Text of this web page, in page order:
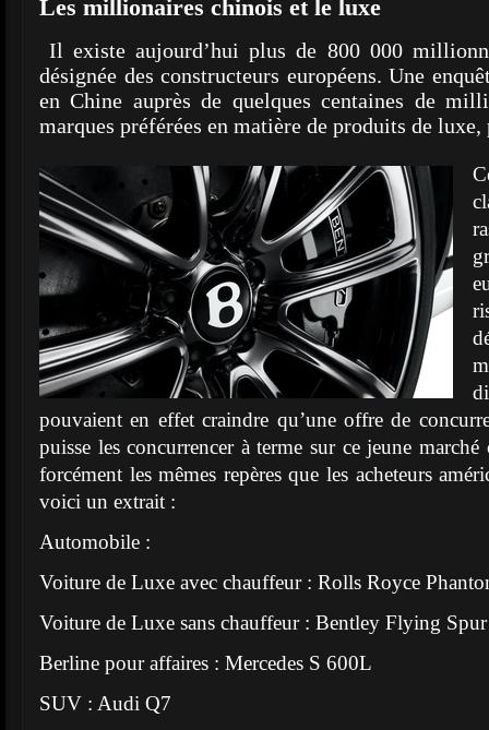
Les millionaires chinois et le luxe
Il existe aujourd’hui plus de 800 000
désignée des constructeurs européens. Une
en Chine auprès de quelques centaines de
marques préférées en matière de produits de luxe,
pouvaient en effet craindre qu’une offre de
puisse les concurrencer à terme sur ce jeune
forcément les mêmes repères que les acheteurs
voici un extrait :
Automobile :
Voiture de Luxe avec chauffeur : Rolls Royce
Voiture de Luxe sans chauffeur : Bentley Flying Spur
Berline pour affaires : Mercedes S 600L
SUV : Audi Q7